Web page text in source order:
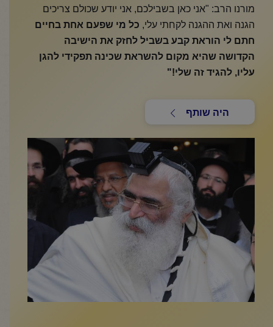
מורנו הרב: "אני כאן בשבילכם, אני יודע שכולם צריכים
הגנה ואת ההגנה לקחתי עלי, כל מי שפעם אחת בחיים
חתם לי הוראת קבע בשביל לחזק את הישיבה
הקדושה שהיא מקום להשראת שכינה תפקידי להגן
עליו, להגיד זה שלי!"
היה שותף